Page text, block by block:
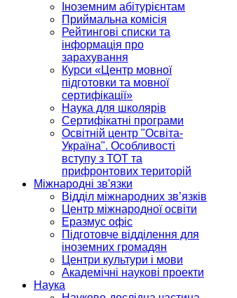
Іноземним абітурієнтам
Приймальна комісія
Рейтингові списки та
інформація про
зарахування
Курси «Центр мовної
підготовки та мовної
сертифікації»
Наука для школярів
Сертифікатні програми
Освітній центр "Освіта-
Україна". Особливості
вступу з ТОТ та
прифронтових територій
Міжнародні зв'язки
Відділ міжнародних зв’язків
Центр міжнародної освіти
Еразмус офіс
Підготовче відділення для
іноземних громадян
Центри культури і мови
Академічні наукові проекти
Наука